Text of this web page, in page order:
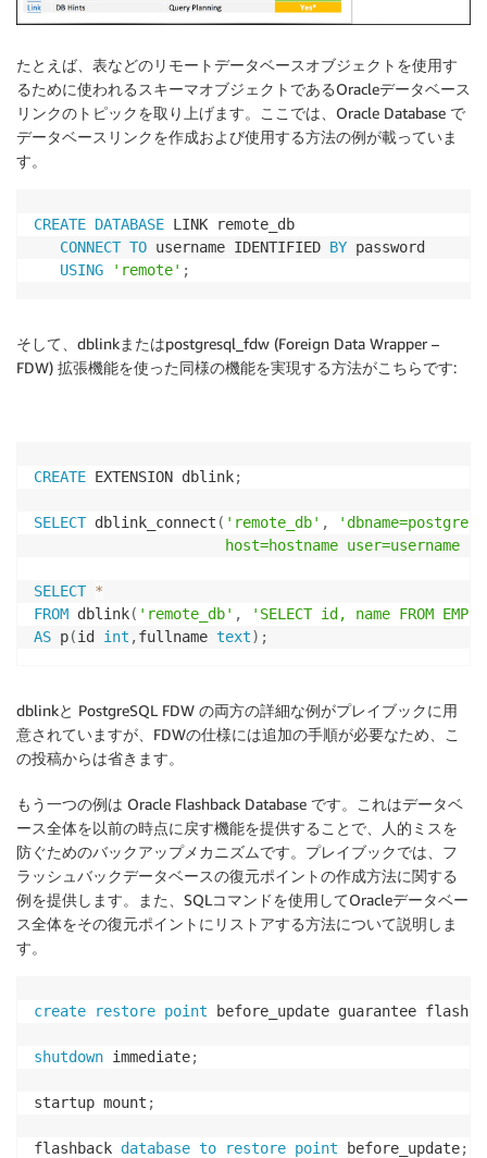
たとえば、表などのリモートデータベースオブジェクトを使用す
るために使われるスキーマオブジェクトであるOracleデータベース
リンクのトピックを取り上げます。ここでは、Oracle Database で
データベースリンクを作成および使用する方法の例が載っていま
す。
CREATE DATABASE LINK remote_db
CONNECT TO username IDENTIFIED BY password
USING
'remote' ;
そして、dblinkまたはpostgresql_fdw (Foreign Data Wrapper –
FDW) 拡張機能を使った同様の機能を実現する方法がこちらです:
CREATE EXTENSION dblink;
SELECT dblink_connect ( 'remote_db' ,
host=hostname user=username
SELECT *
FROM dblink( 'remote_db' ,
'SELECT id, name FROM
AS p(id int ,fullname text) ;
dblinkと PostgreSQL FDW の両方の詳細な例がプレイブックに用
意されていますが、FDWの仕様には追加の手順が必要なため、こ
の投稿からは省きます。
もう一つの例は Oracle Flashback Database です。これはデータベ
ース全体を以前の時点に戻す機能を提供することで、人的ミスを
防ぐためのバックアップメカニズムです。プレイブックでは、フ
ラッシュバックデータベースの復元ポイントの作成方法に関する
例を提供します。また、SQLコマンドを使用してOracleデータベー
ス全体をその復元ポイントにリストアする方法について説明しま
す。
create restore point before_update guarantee
shutdown immediate;
startup mount ;
flashback database to restore point before_update;